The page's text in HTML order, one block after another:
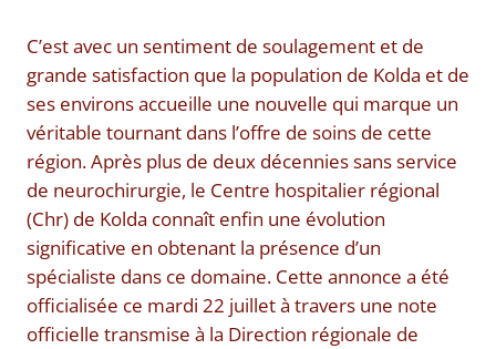
C’est avec un sentiment de soulagement et de
grande satisfaction que la population de Kolda et de
ses environs accueille une nouvelle qui marque un
véritable tournant dans l’offre de soins de cette
région. Après plus de deux décennies sans service
de neurochirurgie, le Centre hospitalier régional
(Chr) de Kolda connaît enfin une évolution
significative en obtenant la présence d’un
spécialiste dans ce domaine. Cette annonce a été
officialisée ce mardi 22 juillet à travers une note
officielle transmise à la Direction régionale de